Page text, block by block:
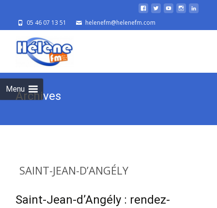
05 46 07 13 51 helenefm@helenefm.com
Menu
Archives
SAINT-JEAN-D’ANGÉLY
Saint-Jean-d’Angély : rendez-